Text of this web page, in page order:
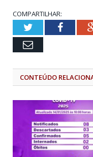
COMPARTILHAR:
Twitter
Email
CONTEÚDO